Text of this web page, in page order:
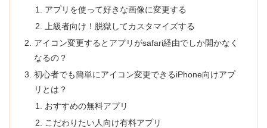
アプリを使って好きな画像に変更する
上級者向け！脱獄してカスタマイズする
アイコン変更するとアプリがsafari経由でしか開かなく
なるの？
初心者でも簡単にアイコン変更できるiPhone向けアプ
リとは？
おすすめの無料アプリ
こだわりたい人向け有料アプリ